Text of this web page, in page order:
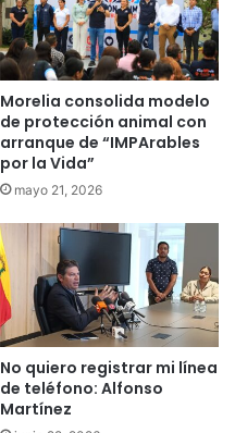
Morelia consolida modelo
de protección animal con
arranque de “IMPArables
por la Vida”
mayo 21, 2026
No quiero registrar mi línea
de teléfono: Alfonso
Martínez